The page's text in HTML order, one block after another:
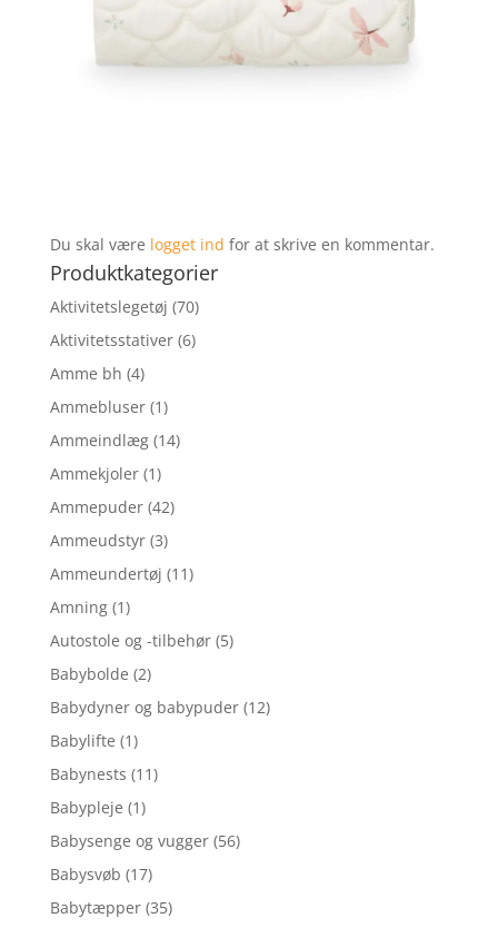
Du skal være logget ind for at skrive en kommentar.
Produktkategorier
Aktivitetslegetøj (70)
Aktivitetsstativer (6)
Amme bh (4)
Ammebluser (1)
Ammeindlæg (14)
Ammekjoler (1)
Ammepuder (42)
Ammeudstyr (3)
Ammeundertøj (11)
Amning (1)
Autostole og -tilbehør (5)
Babybolde (2)
Babydyner og babypuder (12)
Babylifte (1)
Babynests (11)
Babypleje (1)
Babysenge og vugger (56)
Babysvøb (17)
Babytæpper (35)